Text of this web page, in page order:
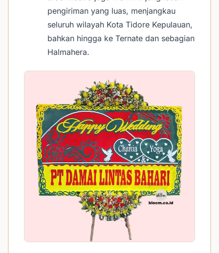
pengiriman yang luas, menjangkau
seluruh wilayah Kota Tidore Kepulauan,
bahkan hingga ke Ternate dan sebagian
Halmahera.